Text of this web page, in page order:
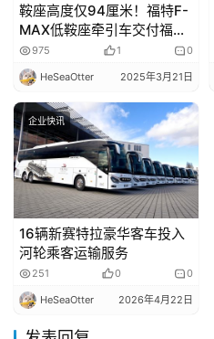
视
频
专
题
社
区
登录
鞍座高度仅94厘米！福特F-
MAX低鞍座牵引车交付福特
零部件物流使用
975 1 0
HeSeaOtter 2025年3月21日
企业快讯
16辆新赛特拉豪华客车投入
河轮乘客运输服务
251 0 0
HeSeaOtter 2026年4月22日